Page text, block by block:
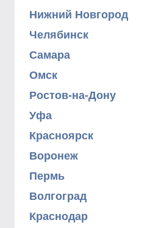
Нижний Новгород
Челябинск
Самара
Омск
Ростов-на-Дону
Уфа
Красноярск
Воронеж
Пермь
Волгоград
Краснодар